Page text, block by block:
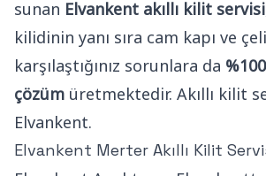
sunan Elvankent akıllı kilit servisi
kilidinin yanı sıra cam kapı ve
karşılaştığınız sorunlara da
çözüm üretmektedir. Akıllı kilit
Elvankent.
Elvankent Merter Akıllı Kilit